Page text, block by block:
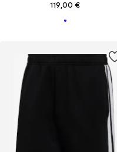
119,00 €